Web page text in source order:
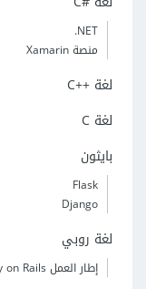
‎.NET
منصة Xamarin
لغة C++‎
لغة C
بايثون
Flask
Django
لغة روبي
إطار العمل Ruby on Rails